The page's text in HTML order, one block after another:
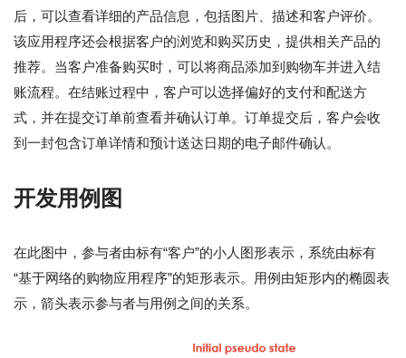
后，可以查看详细的产品信息，包括图片、描述和客户评价。
该应用程序还会根据客户的浏览和购买历史，提供相关产品的
推荐。当客户准备购买时，可以将商品添加到购物车并进入结
账流程。在结账过程中，客户可以选择偏好的支付和配送方
式，并在提交订单前查看并确认订单。订单提交后，客户会收
到一封包含订单详情和预计送达日期的电子邮件确认。
开发用例图
在此图中，参与者由标有“客户”的小人图形表示，系统由标有
“基于网络的购物应用程序”的矩形表示。用例由矩形内的椭圆表
示，箭头表示参与者与用例之间的关系。